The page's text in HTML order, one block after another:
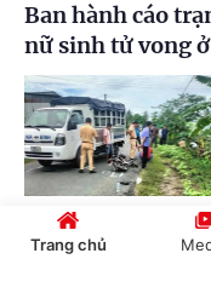
Ban hành cáo
nữ sinh tử vong
Trang chủ